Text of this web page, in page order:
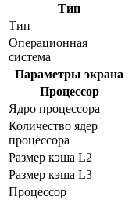
Тип
Тип
Операционная
система
Параметры экрана
Процессор
Ядро процессора
Количество ядер
процессора
Размер кэша L2
Размер кэша L3
Процессор